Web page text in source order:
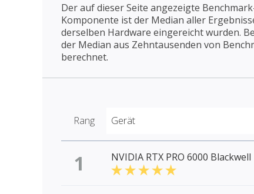
Der auf dieser Seite angezeigte
Komponente ist der Median aller
derselben Hardware eingereicht wurden.
der Median aus Zehntausenden von
berechnet.
Rang Gerät
1 NVIDIA RTX PRO 6000 Blackwell